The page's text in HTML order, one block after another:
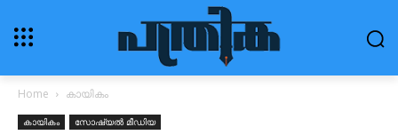
Home കായികം
കായികം സോഷ്യൽ മീഡിയ